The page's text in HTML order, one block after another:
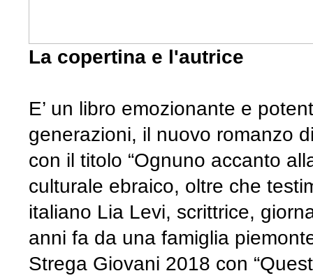
La copertina e l'autrice
E’ un libro emozionante e
generazioni, il nuovo romanzo
con il titolo “Ognuno accanto
culturale ebraico, oltre che
italiano Lia Levi, scrittrice,
anni fa da una famiglia
Strega Giovani 2018 con